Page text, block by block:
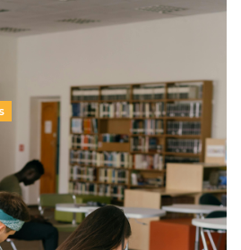
dérive qui met à mal la
de l’enseignement
l’amplification d’un système